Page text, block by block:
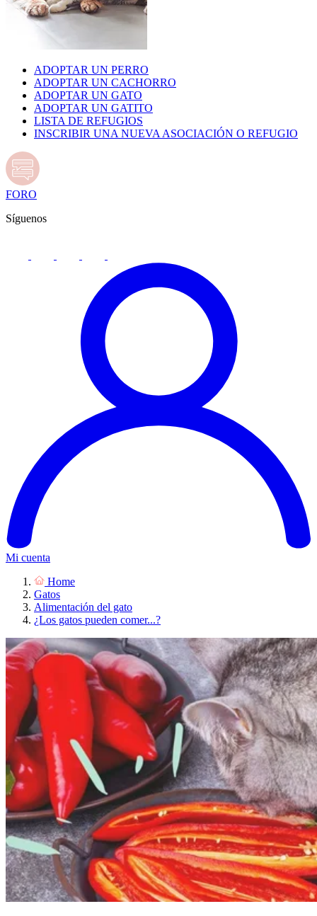
ADOPTAR UN PERRO
ADOPTAR UN CACHORRO
ADOPTAR UN GATO
ADOPTAR UN GATITO
LISTA DE REFUGIOS
INSCRIBIR UNA NUEVA ASOCIACIÓN O REFUGIO
FORO
Síguenos
Mi cuenta
Home
Gatos
Alimentación del gato
¿Los gatos pueden comer...?